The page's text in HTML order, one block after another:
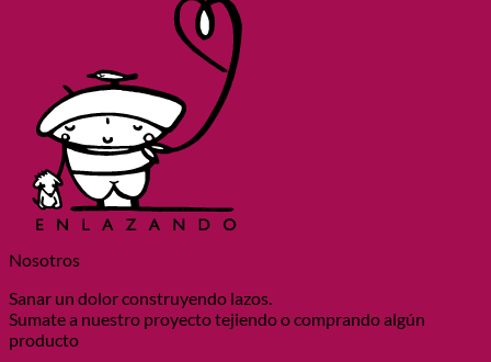
Nosotros
Sanar un dolor construyendo lazos.
Sumate a nuestro proyecto tejiendo o comprando algún
producto